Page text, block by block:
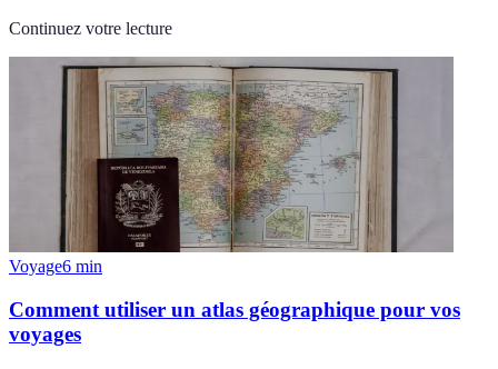
Continuez votre lecture
Voyage6 min
Comment utiliser un atlas géographique pour vos
voyages